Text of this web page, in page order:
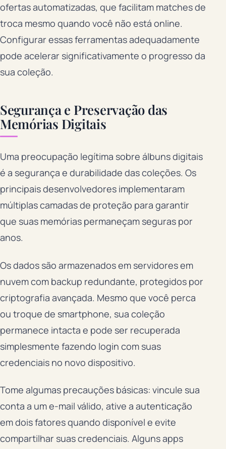
ofertas automatizadas, que facilitam matches de
troca mesmo quando você não está online.
Configurar essas ferramentas adequadamente
pode acelerar significativamente o progresso da
sua coleção.
Segurança e Preservação das
Memórias Digitais
Uma preocupação legítima sobre álbuns digitais
é a segurança e durabilidade das coleções. Os
principais desenvolvedores implementaram
múltiplas camadas de proteção para garantir
que suas memórias permaneçam seguras por
anos.
Os dados são armazenados em servidores em
nuvem com backup redundante, protegidos por
criptografia avançada. Mesmo que você perca
ou troque de smartphone, sua coleção
permanece intacta e pode ser recuperada
simplesmente fazendo login com suas
credenciais no novo dispositivo.
Tome algumas precauções básicas: vincule sua
conta a um e-mail válido, ative a autenticação
em dois fatores quando disponível e evite
compartilhar suas credenciais. Alguns apps